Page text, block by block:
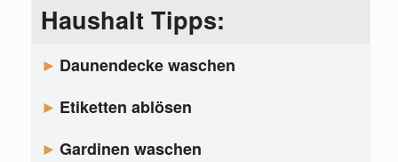
Haushalt Tipps:
Daunendecke waschen
Etiketten ablösen
Gardinen waschen